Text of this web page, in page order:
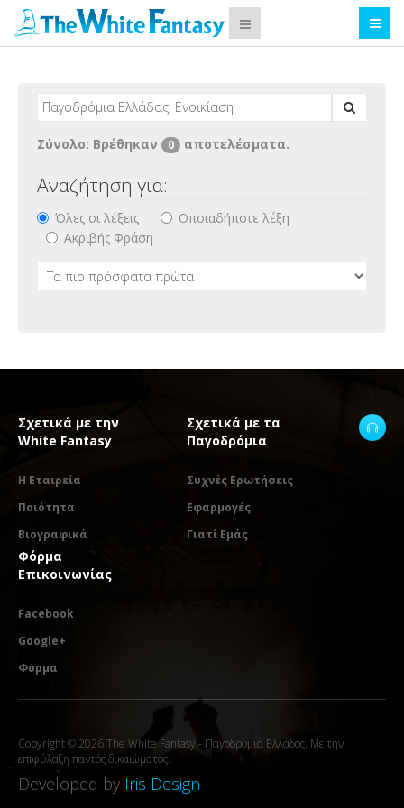
Σύνολο: Βρέθηκαν 0 αποτελέσματα.
Αναζήτηση για:
Όλες οι λέξεις
Οποιαδήποτε λέξη
Ακριβής Φράση
Σχετικά με την
White Fantasy
Η Εταιρεία
Ποιότητα
Βιογραφικά
Σχετικά με τα
Παγοδρόμια
Συχνές Ερωτήσεις
Εφαρμογές
Γιατί Εμάς
Φόρμα
Επικοινωνίας
Facebook
Google+
Φόρμα
Copyright © 2026 The White Fantasy - Παγοδρόμια Ελλάδος. Με την
επιφύλαξη παντός δικαιώματος.
Developed by Iris Design